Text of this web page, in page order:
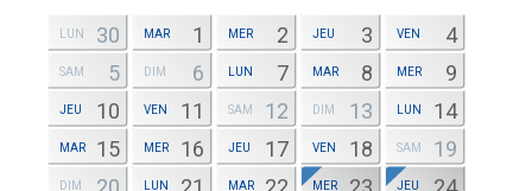
LUN 30 MAR 1 MER 2 JEU 3 VEN 4
SAM 5 DIM 6 LUN 7 MAR 8 MER 9
JEU 10 VEN 11 SAM 12 DIM 13 LUN 14
MAR 15 MER 16 JEU 17 VEN 18 SAM 19
DIM LUN MAR MER JEU